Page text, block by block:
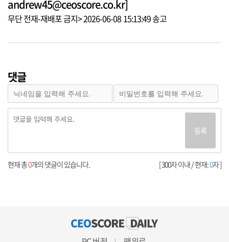
andrew45@ceoscore.co.kr]
무단 전재-재배포 금지> 2026-06-08 15:13:49 송고
댓글
등록
[ 300자 이내 / 현재:0자 ]
현재 총0개의 댓글이 있습니다.